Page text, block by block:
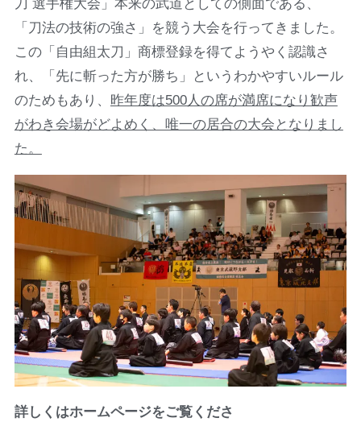
刀 選手権大会」本来の武道としての側面である、
「刀法の技術の強さ」を競う大会を行ってきました。
この「自由組太刀」商標登録を得てようやく認識さ
れ、「先に斬った方が勝ち」というわかやすいルール
のためもあり、 昨年度は500人の席が満席になり歓声
がわき会場がどよめく、唯一の居合の大会となりまし
た。
詳しくはホームページをご覧くださ